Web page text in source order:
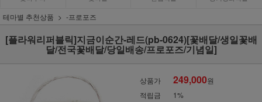
테마별 추천상품 -프로포즈
[플라워리퍼블릭]지금이순간-레드(pb-0624)[꽃배달/생일꽃배
달/전국꽃배달/당일배송/프로포즈/기념일]
상품가 249,000원
적립금
1%